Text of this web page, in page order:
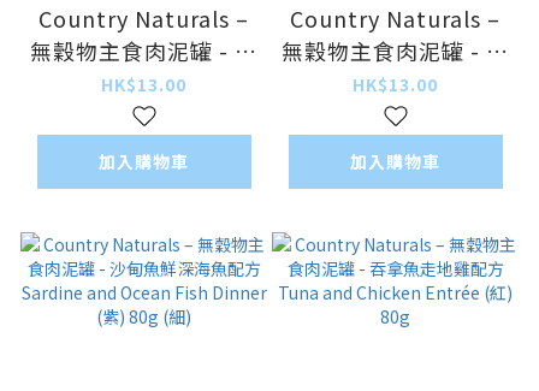
Country Naturals –
無穀物主食肉泥罐 - 海
洋鮮魚走地雞配方
Ocean Fish and
Chicken Dinner (綠)
80g
HK$13.00
加入購物車
Country Naturals –
無穀物主食肉泥罐 - 雞
肉嫩肝配方 Chicken
and Chicken Liver
Dinner (啡) 80g
HK$13.00
加入購物車